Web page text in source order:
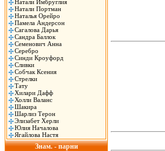
Натали Имбруглия
Натали Портман
Наталья Орейро
Памела Андерсон
Сагалова Дарья
Сандра Баллок
Семенович Анна
Серебро
Синди Кроуфорд
Сливки
Собчак Ксения
Стрелки
Тату
Хилари Дафф
Холли Валанс
Шакира
Шарлиз Терон
Элизабет Херли
Юлия Началова
Ягайлова Настя
Знам. - парни